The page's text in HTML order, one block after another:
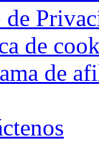
de
de